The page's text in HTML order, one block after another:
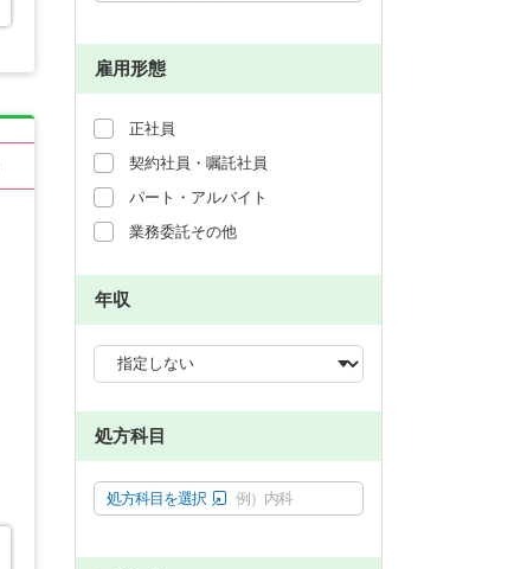
雇用形態
正社員
契約社員・嘱託社員
パート・アルバイト
業務委託その他
年収
処方科目
処方科目を選択 例）内科